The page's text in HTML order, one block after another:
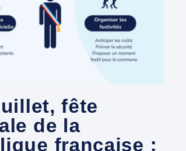
fête
de la
française :